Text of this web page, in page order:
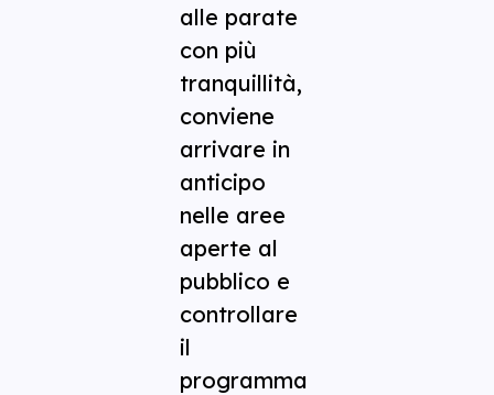
alle parate
con più
tranquillità,
conviene
arrivare in
anticipo
nelle aree
aperte al
pubblico e
controllare
il
programma